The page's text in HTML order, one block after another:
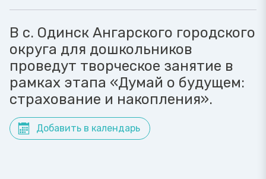
В с. Одинск Ангарского городского
округа для дошкольников
проведут творческое занятие в
рамках этапа «Думай о будущем:
страхование и накопления».
Добавить в календарь